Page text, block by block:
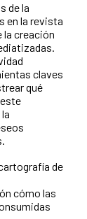
de la
en la revista
la creación
claves
qué
de
cómo las